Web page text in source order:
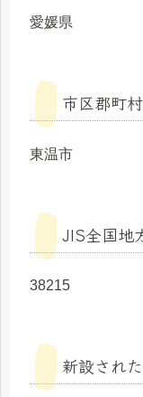
愛媛県
市区郡町
東温市
JIS全国地
38215
新設され